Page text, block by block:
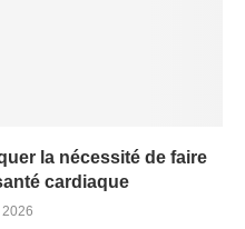
la nécessité de faire
cardiaque